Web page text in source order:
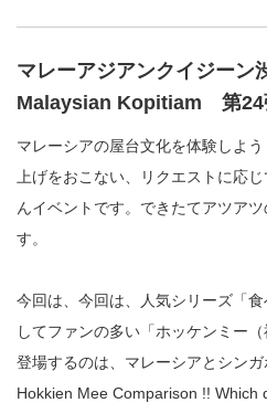
マレーアジアンクイジー
Malaysian Kopitiam 第24
マレーシアの屋台文化を体験しよ
上げをおこない、リクエストに応
んイベントです。できたてアツア
す。
今回は、今回は、人気シリーズ「
してファンの多い「ホッケンミー
登場するのは、マレーシアとシンガ
Hokkien Mee Comparison !! Which